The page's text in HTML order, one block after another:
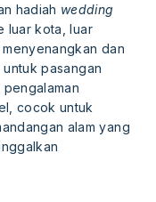
hadiah wedding
luar kota, luar
dan
pasangan
cocok untuk
alam yang